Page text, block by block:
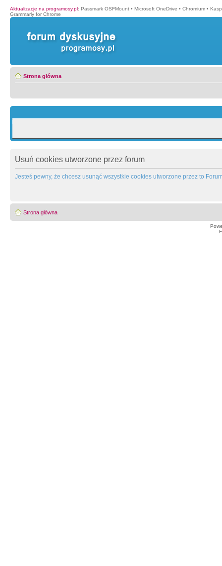
Aktualizacje na programosy.pl: Passmark OSFMount • Microsoft OneDrive • Chromium •
Grammarly for Chrome
Strona główna
Usuń cookies utworzone przez forum
Jesteś pewny, że chcesz usunąć wszystkie cookies utworzone przez to
Strona główna